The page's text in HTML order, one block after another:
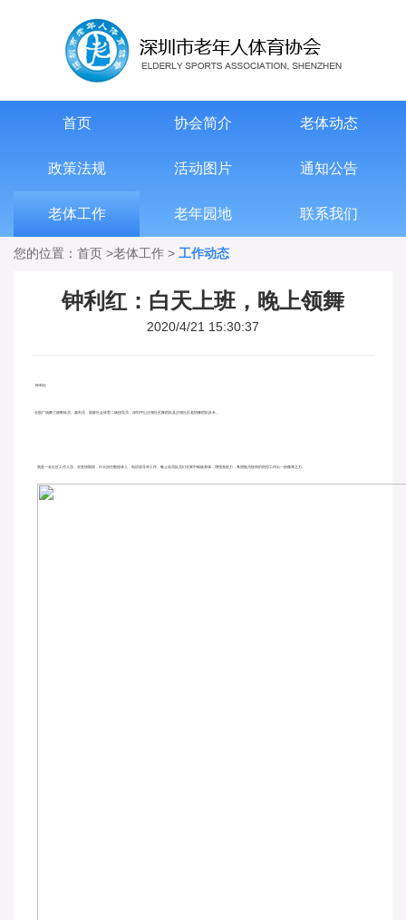
首页 协会简介 老体动态
政策法规 活动图片 通知公告
老体工作 老年园地 联系我们
您的位置： 首页 >老体工作 > 工作动态
钟利红：白天上班，晚上领舞
2020/4/21 15:30:37
钟利红
全国广场舞三级教练员、裁判员，国家社会体育二级指导员，深圳坪山沙湖社区舞蹈队及沙湖社区老协舞蹈队队长。
我是一名社区工作人员，在疫情期间，白天担任数据录入、电话劝导等工作，晚上动员队员们在家中锻炼身体，增强免疫力，希望能为疫情的防控工作出一份微薄之力。